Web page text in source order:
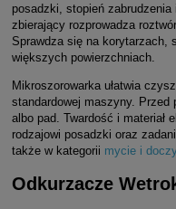
posadzki, stopień
zbierający rozprowadza
Sprawdza się na korytarzach,
większych powierzchniach.
Mikroszorowarka ułatwia
standardowej maszyny. Przed
albo pad. Twardość i materiał
rodzajowi posadzki oraz
także w kategorii mycie i
Odkurzacze